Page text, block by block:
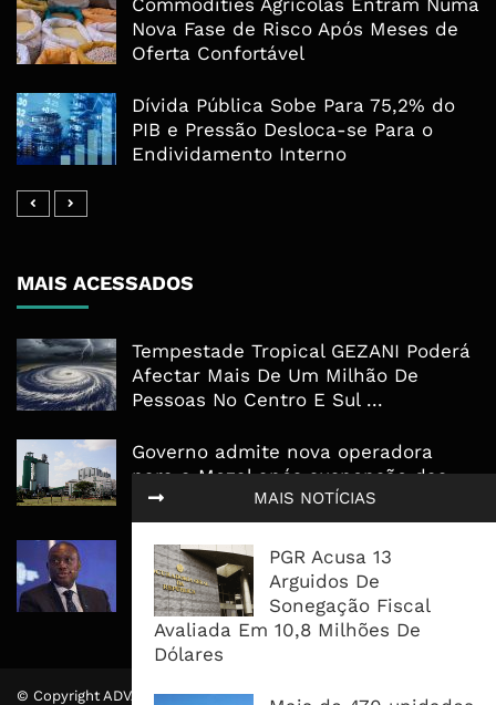
MAIS NOTÍCIAS
PGR Acusa 13
Arguidos De
Sonegação Fiscal
Avaliada Em 10,8 Milhões De
Dólares
Commodities Agrícolas Entram Numa
Nova Fase de Risco Após Meses de
Oferta Confortável
Dívida Pública Sobe Para 75,2% do
PIB e Pressão Desloca-se Para o
Endividamento Interno
MAIS ACESSADOS
Tempestade Tropical GEZANI Poderá
Afectar Mais De Um Milhão De
Pessoas No Centro E Sul ...
Governo admite nova operadora
para a Mozal após suspensão das
operações
CEO do Standard Bank pede ao
Governo que “saia do caminho” e
facilite os negócios
© Copyright ADVALUE. Todos Direitos Reservados.